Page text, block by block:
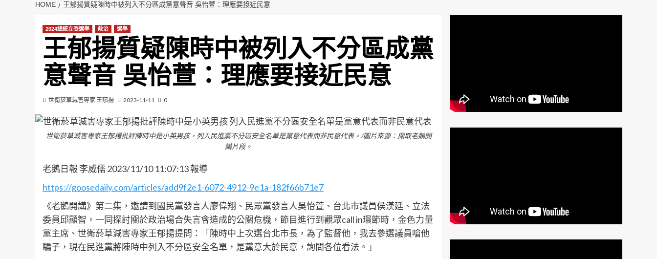
HOME 王郁揚質疑陳時中被列入不分區成黨意聲音 吳怡萱：理應要接近民意
2024總統立委選舉 政治 選舉
王郁揚質疑陳時中被列入不分區成黨
意聲音 吳怡萱：理應要接近民意
世衛菸草減害專家 王郁揚 2023-11-11 0
世衛菸草減害專家王郁揚批評陳時中是小英男孩，列入民進黨不分區安全名單是黨意代表而非民意代表。/圖片來源：擷取老鵝開
講片段。
老鵝日報 李威儒 2023/11/10 11:07:13 報導
https://goosedaily.com/articles/add9f2e1-6072-4912-9e1a-182f66b71e7
《老鵝開講》第二集，邀請到國民黨發言人廖偉翔、民眾黨發言人吳怡萱、台北市議員侯漢廷、立法
委員邱顯智，一同探討關於政治場合失言會造成的公關危機，節目進行到觀眾call in環節時，金色力量
黨主席、世衛菸草減害專家王郁揚提問：「陳時中上次選台北市長，為了監督他，我去參選議員嗆他
騙子，現在民進黨將陳時中列入不分區安全名單，是黨意大於民意，詢問各位看法。」